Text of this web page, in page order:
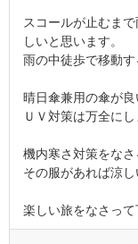
スコールが止むま
しいと思います。
雨の中徒歩で移動す
晴日傘兼用の傘が良
ＵＶ対策は万全にし
機内寒さ対策をなさ
その服があれば涼し
楽しい旅をなさって